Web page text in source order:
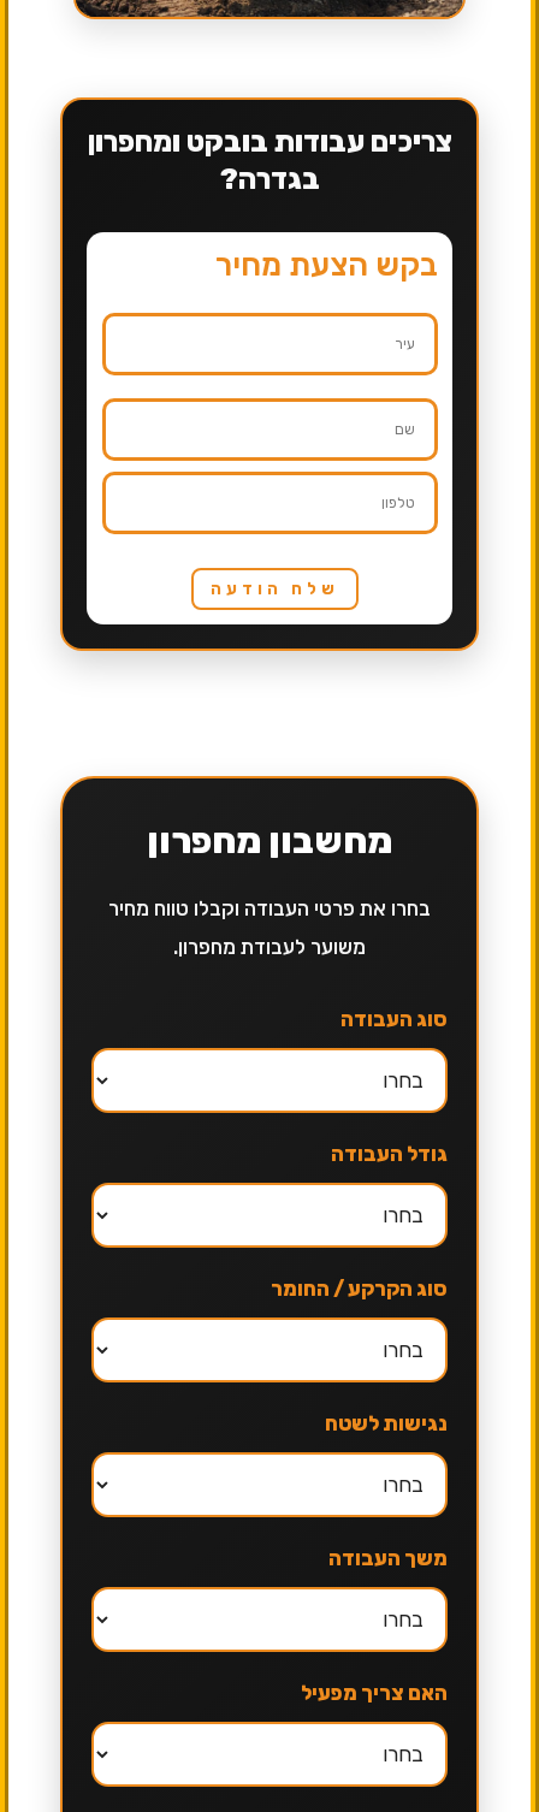
צריכים עבודות בובקט ומחפרון
בגדרה?
בקש הצעת מחיר
שלח הודעה
מחשבון מחפרון
בחרו את פרטי העבודה וקבלו טווח מחיר
משוער לעבודת מחפרון.
סוג העבודה
גודל העבודה
סוג הקרקע / החומר
נגישות לשטח
משך העבודה
האם צריך מפעיל